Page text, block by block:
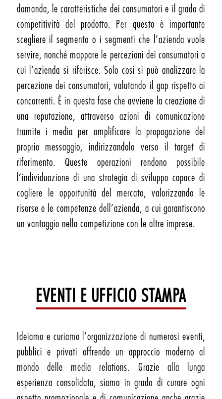
domanda, le caratteristiche dei consumatori e il grado di
competitività del prodotto. Per questo è importante
scegliere il segmento o i segmenti che l’azienda vuole
servire, nonché mappare le percezioni dei consumatori a
cui l’azienda si riferisce. Solo così si può analizzare la
percezione dei consumatori, valutando il gap rispetto ai
concorrenti. È in questa fase che avviene la creazione di
una reputazione, attraverso azioni di comunicazione
tramite i media per amplificare la propagazione del
proprio messaggio, indirizzandolo verso il target di
riferimento. Queste operazioni rendono possibile
l’individuazione di una strategia di sviluppo capace di
cogliere le opportunità del mercato, valorizzando le
risorse e le competenze dell’azienda, a cui garantiscono
un vantaggio nella competizione con le altre imprese.
EVENTI E UFFICIO STAMPA
Ideiamo e curiamo l’organizzazione di numerosi eventi,
pubblici e privati offrendo un approccio moderno al
mondo delle media relations. Grazie alla lunga
esperienza consolidata, siamo in grado di curare ogni